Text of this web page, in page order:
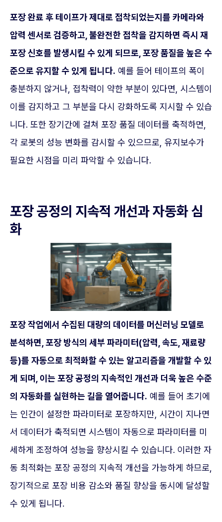
포장 완료 후 테이프가 제대로 접착되었는지를 카메라와
압력 센서로 검증하고, 불완전한 접착을 감지하면 즉시 재
포장 신호를 발생시킬 수 있게 되므로, 포장 품질을 높은 수
준으로 유지할 수 있게 됩니다. 예를 들어 테이프의 폭이
충분하지 않거나, 접착력이 약한 부분이 있다면, 시스템이
이를 감지하고 그 부분을 다시 강화하도록 지시할 수 있습
니다. 또한 장기간에 걸쳐 포장 품질 데이터를 축적하면,
각 로봇의 성능 변화를 감시할 수 있으므로, 유지보수가
필요한 시점을 미리 파악할 수 있습니다.
포장 공정의 지속적 개선과 자동화 심
화
포장 작업에서 수집된 대량의 데이터를 머신러닝 모델로
분석하면, 포장 방식의 세부 파라미터(압력, 속도, 재료량
등)를 자동으로 최적화할 수 있는 알고리즘을 개발할 수 있
게 되며, 이는 포장 공정의 지속적인 개선과 더욱 높은 수준
의 자동화를 실현하는 길을 열어줍니다. 예를 들어 초기에
는 인간이 설정한 파라미터로 포장하지만, 시간이 지나면
서 데이터가 축적되면 시스템이 자동으로 파라미터를 미
세하게 조정하여 성능을 향상시킬 수 있습니다. 이러한 자
동 최적화는 포장 공정의 지속적 개선을 가능하게 하므로,
장기적으로 포장 비용 감소와 품질 향상을 동시에 달성할
수 있게 됩니다.